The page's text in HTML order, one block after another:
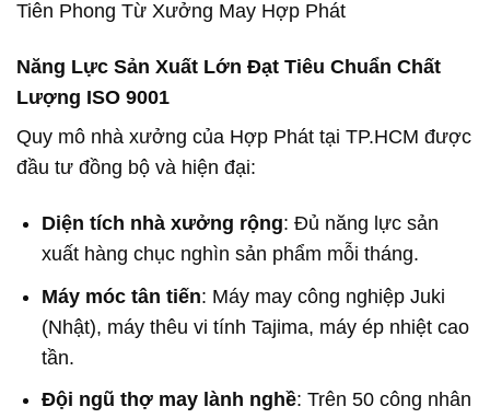
Năng Lực Sản Xuất Lớn Đạt Tiêu Chuẩn Chất
Lượng ISO 9001
Quy mô nhà xưởng của Hợp Phát tại TP.HCM được
đầu tư đồng bộ và hiện đại:
Diện tích nhà xưởng rộng: Đủ năng lực sản
xuất hàng chục nghìn sản phẩm mỗi tháng.
Máy móc tân tiến: Máy may công nghiệp Juki
(Nhật), máy thêu vi tính Tajima, máy ép nhiệt cao
tần.
Đội ngũ thợ may lành nghề: Trên 50 công nhân